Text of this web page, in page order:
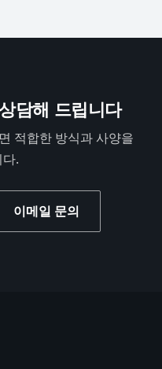
담해 드립니다
적합한 방식과 사양을
.
이메일 문의